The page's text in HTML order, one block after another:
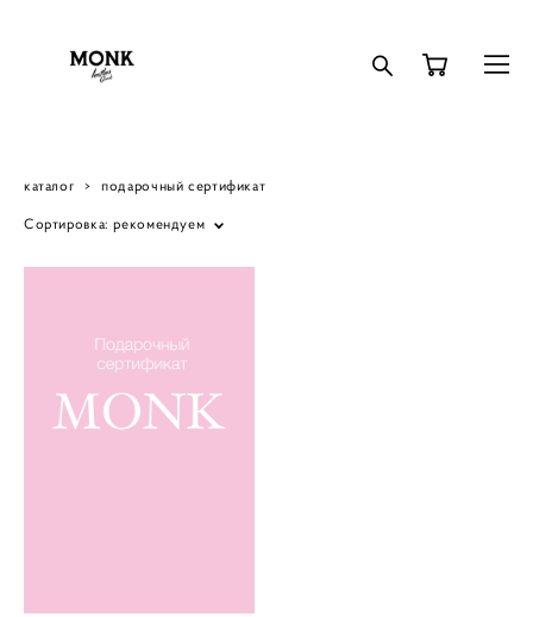
каталог > подарочный сертификат
Сортировка: рекомендуем